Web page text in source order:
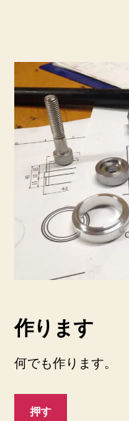
作ります
何でも作ります。
押す